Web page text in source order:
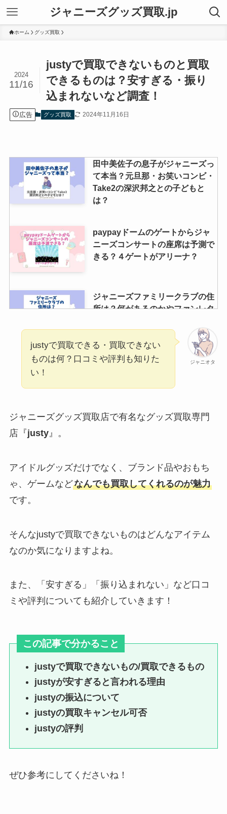
ジャニーズグッズ買取.jp
ホーム グッズ買取
justyで買取できないものと買取
できるものは？安すぎる・振り
込まれないなど調査！
2024
11/16
広告 グッズ買取 2024年11月16日
田中美佐子の息子がジャニーズっ
て本当？元旦那・お笑いコンビ・
Take2の深沢邦之との子どもと
は？
paypayドームのゲートからジャ
ニーズコンサートの座席は予測で
きる？４ゲートがアリーナ？
ジャニーズファミリークラブの住
所は？何があるのかやファンレタ
【芸能人】本名じゃないジャニー
は？草間リチャード敬太も芸名
アーティストグッズ買取のセカン
ジャニーズの銀テープは売れる？
方法はあるの？
新】メンバーの誕生日・身長・人
気順も調査！
スカイハイはジャニーズだった？
ジャニーズ叩いたの噂や同期や退
所理由、圧力も調査！
うちわのテンプレート｜ジャニー
ウンロードやA3印刷等も調査！
ジャニオタ
justyで買取できる・買取できない
ものは何？口コミや評判も知りた
い！
ジャニーズグッズ買取店で有名なグッズ買取専門
店『justy』。
アイドルグッズだけでなく、ブランド品やおもち
ゃ、ゲームなどなんでも買取してくれるのが魅力
です。
そんなjustyで買取できないものはどんなアイテム
なのか気になりますよね。
また、「安すぎる」「振り込まれない」など口コ
ミや評判についても紹介していきます！
この記事で分かること
justyで買取できないもの/買取できるもの
justyが安すぎると言われる理由
justyの振込について
justyの買取キャンセル可否
justyの評判
ぜひ参考にしてくださいね！